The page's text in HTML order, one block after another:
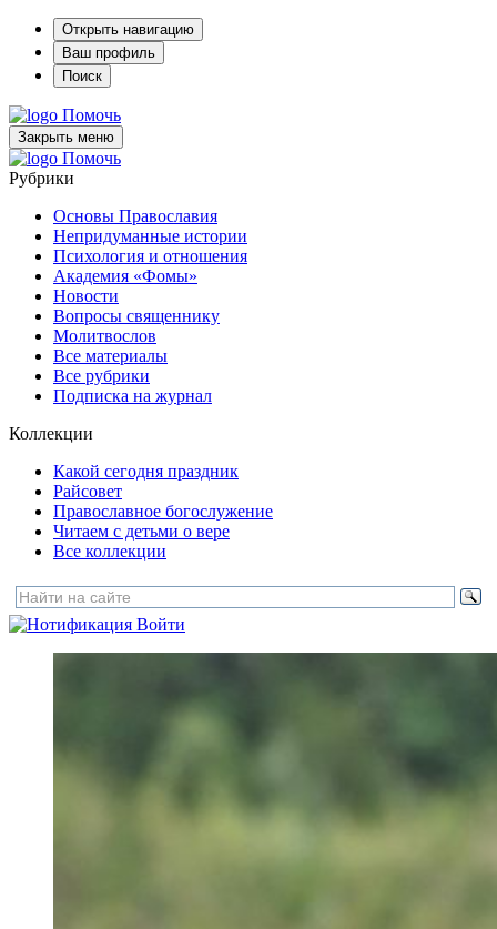
Открыть навигацию
Ваш профиль
Поиск
Помочь
Закрыть меню
Помочь
Рубрики
Основы Православия
Непридуманные истории
Психология и отношения
Академия «Фомы»
Новости
Вопросы священнику
Молитвослов
Все материалы
Все рубрики
Подписка на журнал
Коллекции
Какой сегодня праздник
Райсовет
Православное богослужение
Читаем с детьми о вере
Все коллекции
Войти